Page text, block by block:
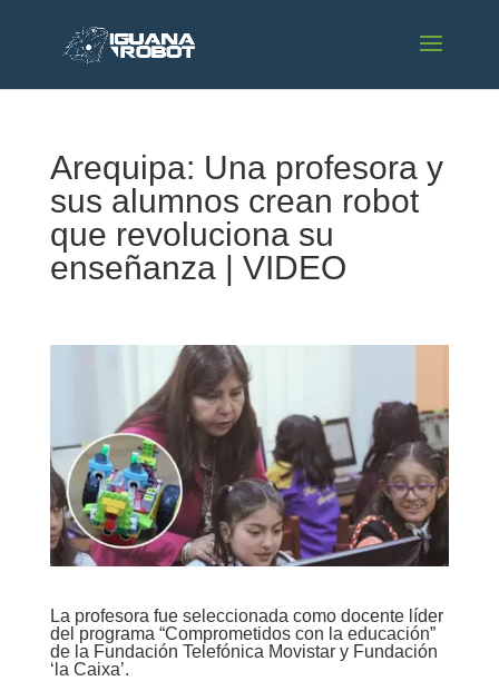
Arequipa: Una profesora y
sus alumnos crean robot
que revoluciona su
enseñanza | VIDEO
La profesora fue seleccionada como docente líder
del programa “Comprometidos con la educación”
de la Fundación Telefónica Movistar y Fundación
‘la Caixa’.